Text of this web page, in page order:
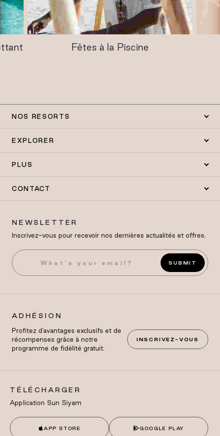
Fêtes à la Piscine
NOS RESORTS
EXPLORER
PLUS
CONTACT
NEWSLETTER
Inscrivez-vous pour recevoir nos dernières actualités et offres.
SUBMIT
ADHÉSION
Profitez d'avantages exclusifs et de
récompenses grâce à notre
programme de fidélité gratuit.
INSCRIVEZ-VOUS
TÉLÉCHARGER
Application Sun Siyam
APP STORE GOOGLE PLAY